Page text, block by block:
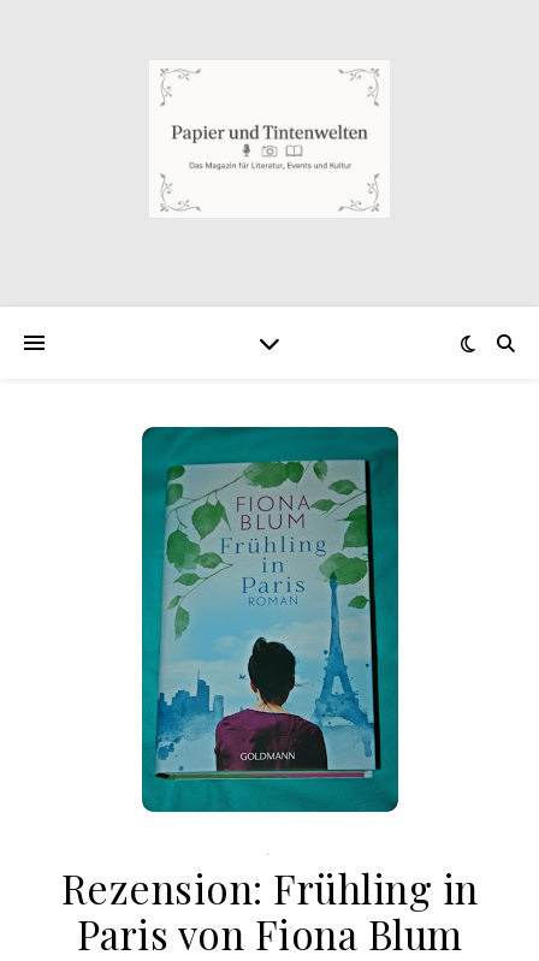
.
Rezension: Frühling in
Paris von Fiona Blum